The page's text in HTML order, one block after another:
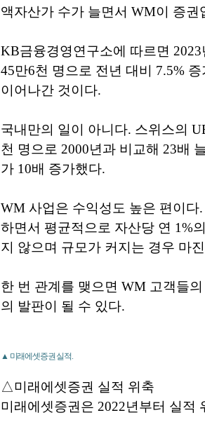
액자산가 수가 늘면서 WM이 증
KB금융경영연구소에 따르면
45만6천 명으로 전년 대비 7.5%
이어나간 것이다.
국내만의 일이 아니다. 스위스의
천 명으로 2000년과 비교해 23배
가 10배 증가했다.
WM 사업은 수익성도 높은 편이
하면서 평균적으로 자산당 연 1%
지 않으며 규모가 커지는 경우 마
한 번 관계를 맺으면 WM 고객들
의 발판이 될 수 있다.
▲ 미래에셋증권 실적.
△미래에셋증권 실적 위축
미래에셋증권은 2022년부터 실적